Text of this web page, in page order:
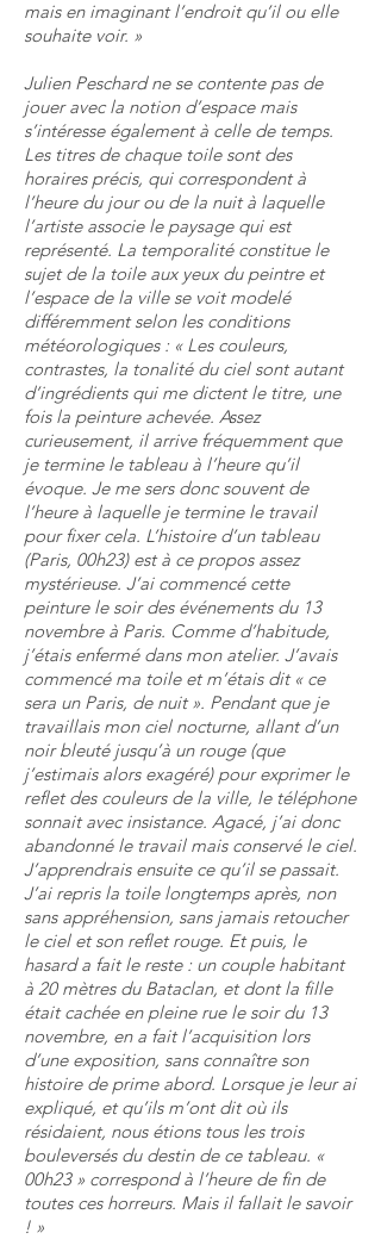
mais en imaginant l’endroit qu’il ou elle
souhaite voir. »
Julien Peschard ne se contente pas de
jouer avec la notion d’espace mais
s’intéresse également à celle de temps.
Les titres de chaque toile sont des
horaires précis, qui correspondent à
l’heure du jour ou de la nuit à laquelle
l’artiste associe le paysage qui est
représenté. La temporalité constitue le
sujet de la toile aux yeux du peintre et
l’espace de la ville se voit modelé
différemment selon les conditions
météorologiques : « Les couleurs,
contrastes, la tonalité du ciel sont autant
d’ingrédients qui me dictent le titre, une
fois la peinture achevée. Assez
curieusement, il arrive fréquemment que
je termine le tableau à l’heure qu’il
évoque. Je me sers donc souvent de
l’heure à laquelle je termine le travail
pour fixer cela. L’histoire d’un tableau
(Paris, 00h23) est à ce propos assez
mystérieuse. J’ai commencé cette
peinture le soir des événements du 13
novembre à Paris. Comme d’habitude,
j’étais enfermé dans mon atelier. J’avais
commencé ma toile et m’étais dit « ce
sera un Paris, de nuit ». Pendant que je
travaillais mon ciel nocturne, allant d’un
noir bleuté jusqu’à un rouge (que
j’estimais alors exagéré) pour exprimer le
reflet des couleurs de la ville, le téléphone
sonnait avec insistance. Agacé, j’ai donc
abandonné le travail mais conservé le ciel.
J’apprendrais ensuite ce qu’il se passait.
J’ai repris la toile longtemps après, non
sans appréhension, sans jamais retoucher
le ciel et son reflet rouge. Et puis, le
hasard a fait le reste : un couple habitant
à 20 mètres du Bataclan, et dont la fille
était cachée en pleine rue le soir du 13
novembre, en a fait l’acquisition lors
d’une exposition, sans connaître son
histoire de prime abord. Lorsque je leur ai
expliqué, et qu’ils m’ont dit où ils
résidaient, nous étions tous les trois
bouleversés du destin de ce tableau. «
00h23 » correspond à l’heure de fin de
toutes ces horreurs. Mais il fallait le savoir
! »